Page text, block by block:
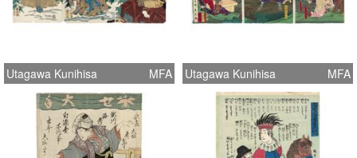
Utagawa Kunihisa MFA Utagawa Kunihisa MFA